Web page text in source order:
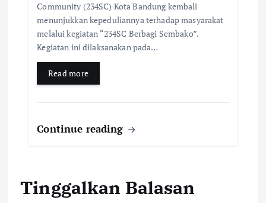
Community (234SC) Kota Bandung kembali
menunjukkan kepeduliannya terhadap masyarakat
melalui kegiatan “234SC Berbagi Sembako”.
Kegiatan ini dilaksanakan pada…
Read more
Continue reading
Tinggalkan Balasan